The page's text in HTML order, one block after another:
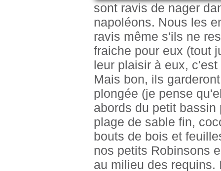
sont ravis de nager
napoléons. Nous les
ravis même s'ils ne
fraiche pour eux (tout
leur plaisir à eux,
Mais bon, ils
plongée (je pense
abords du petit
plage de sable fin,
bouts de bois et
nos petits Robinsons
au milieu des